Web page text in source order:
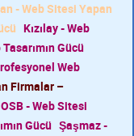
- Web Sitesi Yapan
Kızılay - Web
Gücü
Web
Firmalar –
- Web Sitesi
Gücü Şaşmaz -